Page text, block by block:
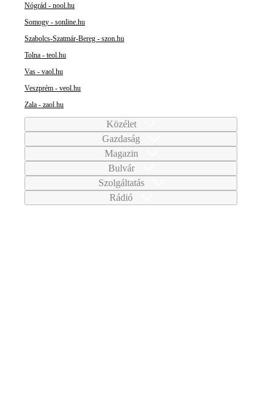
Nógrád - nool.hu
Somogy - sonline.hu
Szabolcs-Szatmár-Bereg - szon.hu
Tolna - teol.hu
Vas - vaol.hu
Veszprém - veol.hu
Zala - zaol.hu
Közélet
Gazdaság
Magazin
Bulvár
Szolgáltatás
Rádió